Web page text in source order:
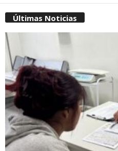
Últimas Noticias